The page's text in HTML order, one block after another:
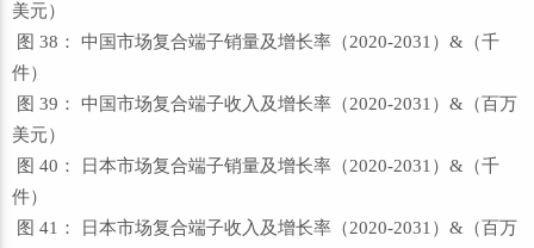
美元）
图 38： 中国市场复合端子销量及增长率（2020-2031）&（千
件）
图 39： 中国市场复合端子收入及增长率（2020-2031）&（百万
美元）
图 40： 日本市场复合端子销量及增长率（2020-2031）&（千
件）
图 41： 日本市场复合端子收入及增长率（2020-2031）&（百万